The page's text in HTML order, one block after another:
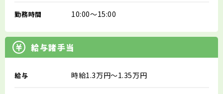
勤務時間 10:00～15:00
給与諸手当
給与 時給1.3万円～1.35万円